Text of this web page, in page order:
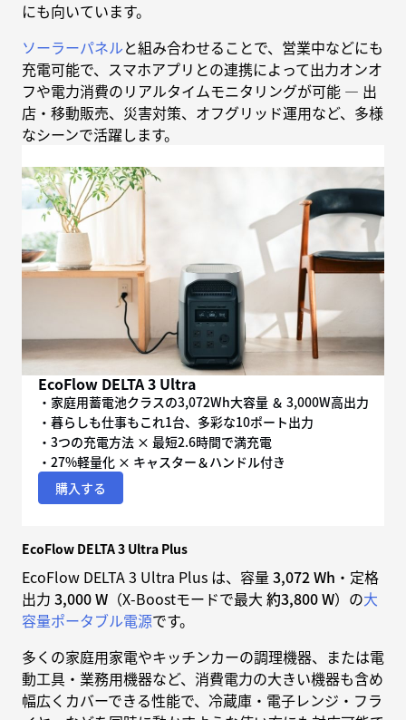
にも向いています。
ソーラーパネルと組み合わせることで、営業中などにも
充電可能で、スマホアプリとの連携によって出力オンオ
フや電力消費のリアルタイムモニタリングが可能 — 出
店・移動販売、災害対策、オフグリッド運用など、多様
なシーンで活躍します。
EcoFlow DELTA 3 Ultra
・家庭用蓄電池クラスの3,072Wh大容量 ＆ 3,000W高出力
・暮らしも仕事もこれ1台、多彩な10ポート出力
・3つの充電方法 × 最短2.6時間で満充電
・27%軽量化 × キャスター＆ハンドル付き
購入する
EcoFlow DELTA 3 Ultra Plus
EcoFlow DELTA 3 Ultra Plus は、容量3,072 Wh ・定格
出力 3,000 W （X-Boostモードで最大 約3,800 W）の大
容量ポータブル電源です。
多くの家庭用家電やキッチンカーの調理機器、または電
動工具・業務用機器など、消費電力の大きい機器も含め
幅広くカバーできる性能で、冷蔵庫・電子レンジ・フラ